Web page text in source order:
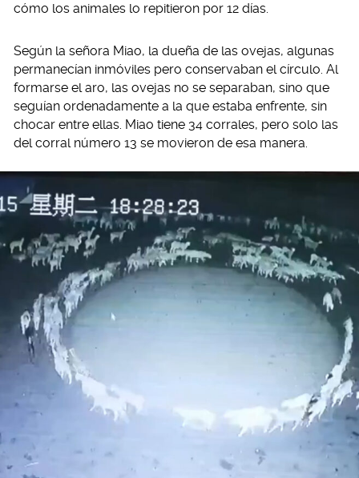
cómo los animales lo repitieron por 12 días.
Según la señora Miao, la dueña de las ovejas, algunas
permanecían inmóviles pero conservaban el círculo. Al
formarse el aro, las ovejas no se separaban, sino que
seguían ordenadamente a la que estaba enfrente, sin
chocar entre ellas. Miao tiene 34 corrales, pero solo las
del corral número 13 se movieron de esa manera.